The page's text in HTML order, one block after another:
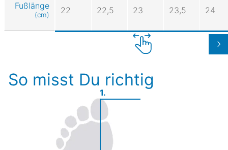
Fußlänge
(cm) 22 22,5 23 23,5 24
So misst Du richtig
1.